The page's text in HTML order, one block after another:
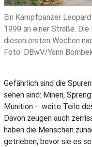
Ein Kampfpanzer
1999 an einer Straße.
diesen ersten Wochen
Foto: DBwV/Yann
Gefährlich sind die
sehen sind: Minen,
Munition – weite Teile
Davon zeugen auch
haben die Menschen
getrieben, bevor sie es